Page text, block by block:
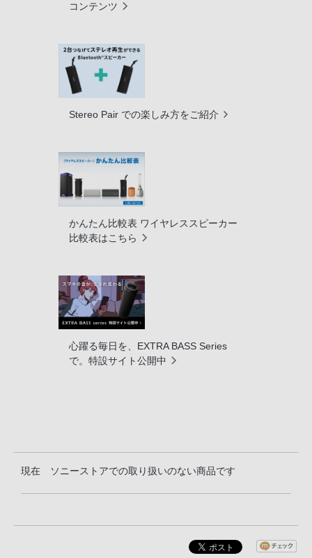
コンテンツ
Stereo Pair での楽しみ方をご紹介
かんたん比較表 ワイヤレススピーカー
比較表はこちら
心躍る毎日を、EXTRA BASS Series
で。特設サイト公開中
現在 ソニーストアでの取り扱いのない商品です